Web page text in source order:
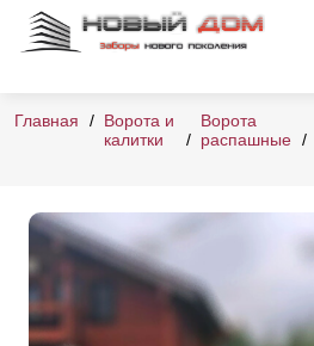
Главная
Ворота и
калитки
Ворота
распашные